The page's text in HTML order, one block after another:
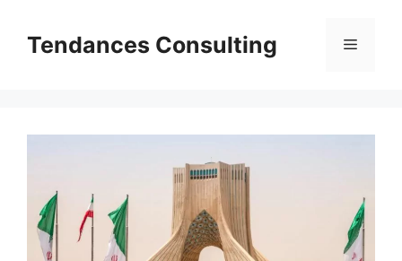
contenuTendances Consulting Menu